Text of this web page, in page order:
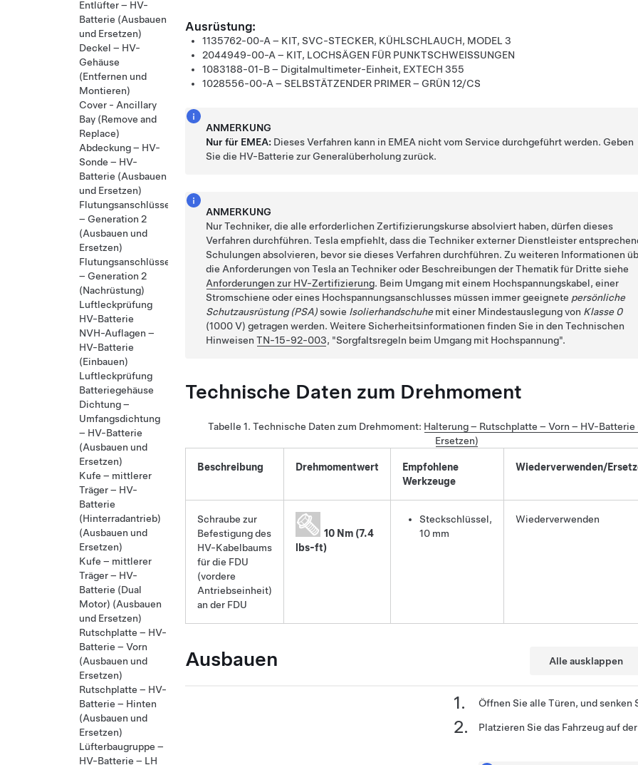
Ausrüstung:
1135762-00-A – KIT, SVC-STECKER, KÜHLSCHLAUCH, MODEL 3
2044949-00-A – KIT, LOCHSÄGEN FÜR PUNKTSCHWEISSUNGEN
1083188-01-B – Digitalmultimeter-Einheit, EXTECH 355
1028556-00-A – SELBSTÄTZENDER PRIMER – GRÜN 12/CS
ANMERKUNG
Nur für EMEA: Dieses Verfahren kann in EMEA nicht vom Service durchgeführt werden. Geben
Sie die HV-Batterie zur Generalüberholung zurück.
ANMERKUNG
Nur Techniker, die alle erforderlichen Zertifizierungskurse absolviert haben, dürfen dieses
Verfahren durchführen. Tesla empfiehlt, dass die Techniker externer Dienstleister
Schulungen absolvieren, bevor sie dieses Verfahren durchführen. Zu weiteren Informationen
die Anforderungen von Tesla an Techniker oder Beschreibungen der Thematik für Dritte siehe
Anforderungen zur HV-Zertifizierung. Beim Umgang mit einem Hochspannungskabel, einer
Stromschiene oder eines Hochspannungsanschlusses müssen immer geeignete persönliche
Schutzausrüstung (PSA)sowie Isolierhandschuhemit einer Mindestauslegung von Klasse 0
(1000 V) getragen werden. Weitere Sicherheitsinformationen finden Sie in den Technischen
HinweisenTN-15-92-003, Sorgfaltsregeln beim Umgang mit Hochspannung .
Technische Daten zum Drehmoment
Tabelle 1. Technische Daten zum Drehmoment: Halterung – Rutschplatte – Vorn – HV-Batterie
Ersetzen)
Beschreibung Drehmomentwert
Empfohlene
Werkzeuge
Wiederverwenden/
Schraube zur
Befestigung des
HV-Kabelbaums
für die FDU
(vordere
Antriebseinheit)
an der FDU
10 Nm (7.4
lbs-ft)
Steckschlüssel,
10 mm
Wiederverwenden
Ausbauen Alle ausklappen
Öffnen Sie alle Türen, und senken
Platzieren Sie das Fahrzeug auf
Entlüfter – HV-
Batterie (Ausbauen
und Ersetzen)
Deckel – HV-
Gehäuse
(Entfernen und
Montieren)
Cover - Ancillary
Bay (Remove and
Replace)
Abdeckung – HV-
Sonde – HV-
Batterie (Ausbauen
und Ersetzen)
Flutungsanschlüsse
– Generation 2
(Ausbauen und
Ersetzen)
Flutungsanschlüsse
– Generation 2
(Nachrüstung)
Luftleckprüfung
HV-Batterie
NVH-Auflagen –
HV-Batterie
(Einbauen)
Luftleckprüfung
Batteriegehäuse
Dichtung –
Umfangsdichtung
– HV-Batterie
(Ausbauen und
Ersetzen)
Kufe – mittlerer
Träger – HV-
Batterie
(Hinterradantrieb)
(Ausbauen und
Ersetzen)
Kufe – mittlerer
Träger – HV-
Batterie (Dual
Motor) (Ausbauen
und Ersetzen)
Rutschplatte – HV-
Batterie – Vorn
(Ausbauen und
Ersetzen)
Rutschplatte – HV-
Batterie – Hinten
(Ausbauen und
Ersetzen)
Lüfterbaugruppe –
HV-Batterie – LH